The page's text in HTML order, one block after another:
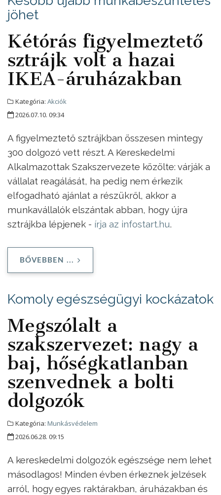
jöhet
Kétórás figyelmeztető
sztrájk volt a hazai
IKEA-áruházakban
Kategória: Akciók
2026.07.10. 09:34
A figyelmeztető sztrájkban összesen mintegy
300 dolgozó vett részt. A Kereskedelmi
Alkalmazottak Szakszervezete közölte: várják a
vállalat reagálását, ha pedig nem érkezik
elfogadható ajánlat a részükről, akkor a
munkavállalók elszántak abban, hogy újra
sztrájkba lépjenek - írja az infostart.hu.
BŐVEBBEN ...
Komoly egészségügyi kockázatok
Megszólalt a
szakszervezet: nagy a
baj, hőségkatlanban
szenvednek a bolti
dolgozók
Kategória: Munkásvédelem
2026.06.28. 09:15
A kereskedelmi dolgozók egészsége nem lehet
másodlagos! Minden évben érkeznek jelzések
arról, hogy egyes raktárakban, áruházakban és